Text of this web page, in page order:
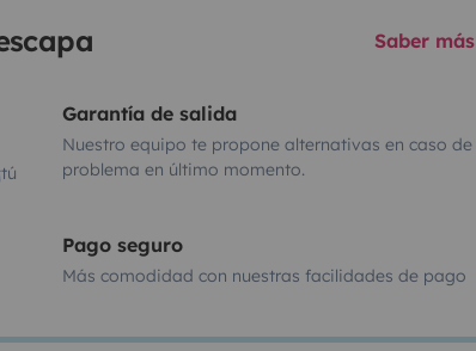
Saber más
Garantía de salida
Nuestro equipo te propone alternativas en caso de
problema en último momento.
Pago seguro
Más comodidad con nuestras facilidades de pago